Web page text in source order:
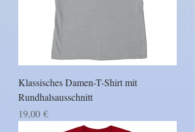
Klassisches Damen-T-Shirt mit
Rundhalsausschnitt
Prezzo
19,00 €